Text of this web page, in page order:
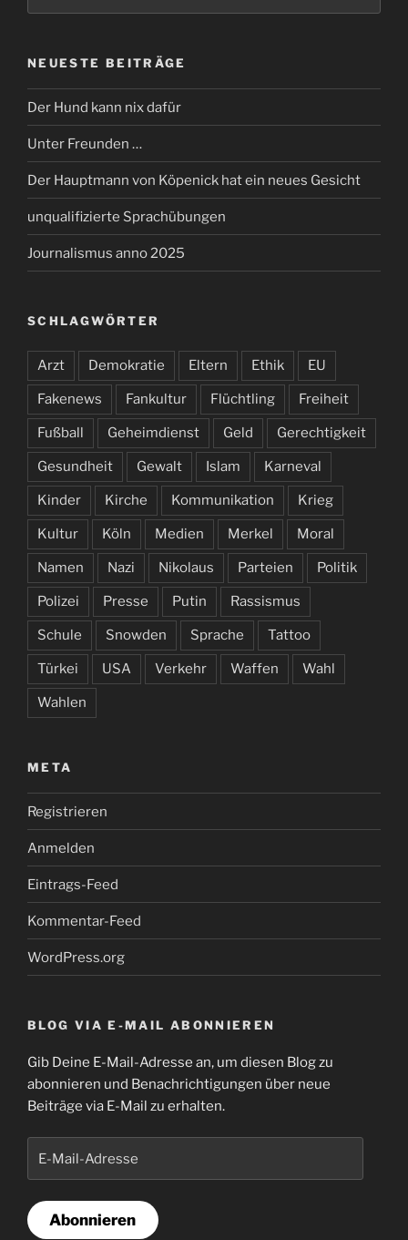
NEUESTE BEITRÄGE
Der Hund kann nix dafür
Unter Freunden …
Der Hauptmann von Köpenick hat ein neues Gesicht
unqualifizierte Sprachübungen
Journalismus anno 2025
SCHLAGWÖRTER
Arzt Demokratie Eltern Ethik EU
Fakenews Fankultur Flüchtling Freiheit
Fußball Geheimdienst Geld Gerechtigkeit
Gesundheit Gewalt Islam Karneval
Kinder Kirche Kommunikation Krieg
Kultur Köln Medien Merkel Moral
Namen Nazi Nikolaus Parteien Politik
Polizei Presse Putin Rassismus
Schule Snowden Sprache Tattoo
Türkei USA Verkehr Waffen Wahl
Wahlen
META
Registrieren
Anmelden
Eintrags-Feed
Kommentar-Feed
WordPress.org
BLOG VIA E-MAIL ABONNIEREN
Gib Deine E-Mail-Adresse an, um diesen Blog zu
abonnieren und Benachrichtigungen über neue
Beiträge via E-Mail zu erhalten.
Mail-
Abonnieren